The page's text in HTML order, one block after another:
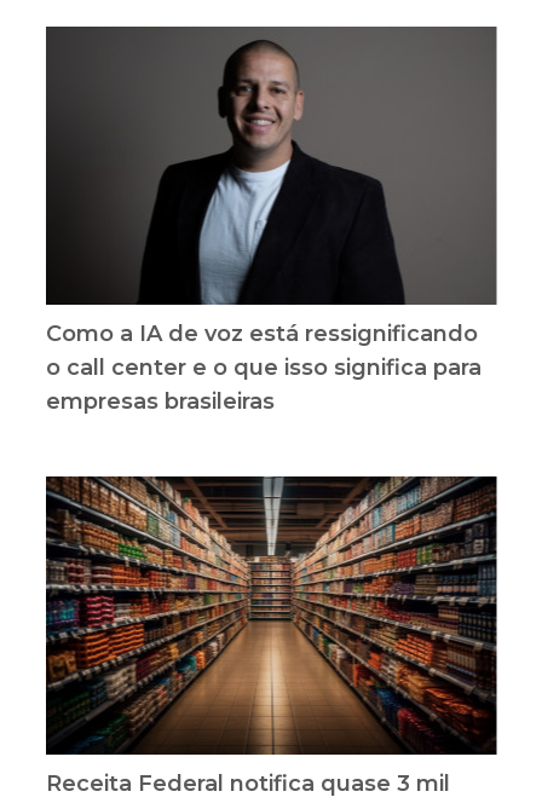
Como a IA de voz está ressignificando
o call center e o que isso significa para
empresas brasileiras
Receita Federal notifica quase 3 mil